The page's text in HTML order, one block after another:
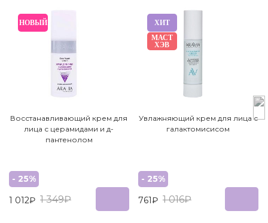
НОВЫЙ
Восстанавливающий крем для
лица с церамидами и д-
пантенолом
- 25%
1 012₽ 1 349₽
ХИТ
МАСТ
ХЭВ
Увлажняющий крем для лица с
галактомисисом
- 25%
761₽ 1 016₽